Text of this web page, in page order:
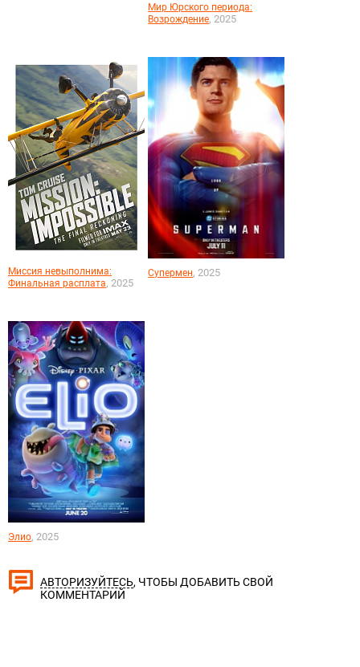
Мир Юрского периода:
Возрождение, 2025
Миссия невыполнима:
Финальная расплата, 2025
Супермен, 2025
Элио, 2025
АВТОРИЗУЙТЕСЬ, ЧТОБЫ ДОБАВИТЬ СВОЙ
КОММЕНТАРИЙ